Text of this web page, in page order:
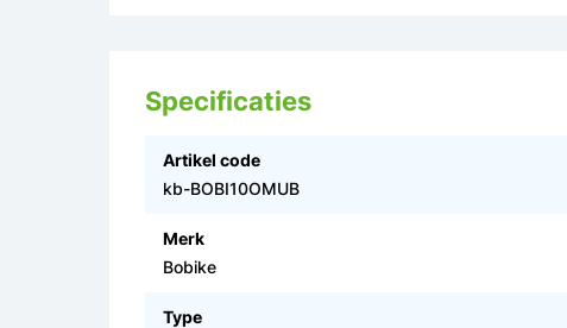
Specificaties
Artikel code
kb-BOBI10OMUB
Merk
Bobike
Type